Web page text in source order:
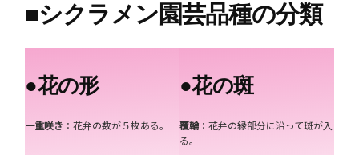
■シクラメン園芸品種の分類
●花の形
一重咲き ：花弁の数が５枚ある。
●花の斑
覆輪 ：花弁の縁部分に沿って斑が入
る。